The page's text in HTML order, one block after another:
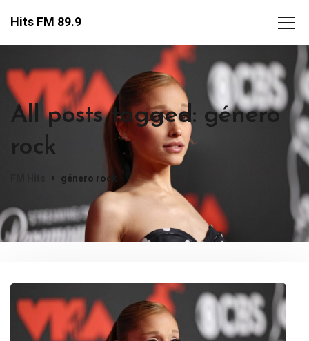
Hits FM 89.9
All posts tagged: género
rock
género rock